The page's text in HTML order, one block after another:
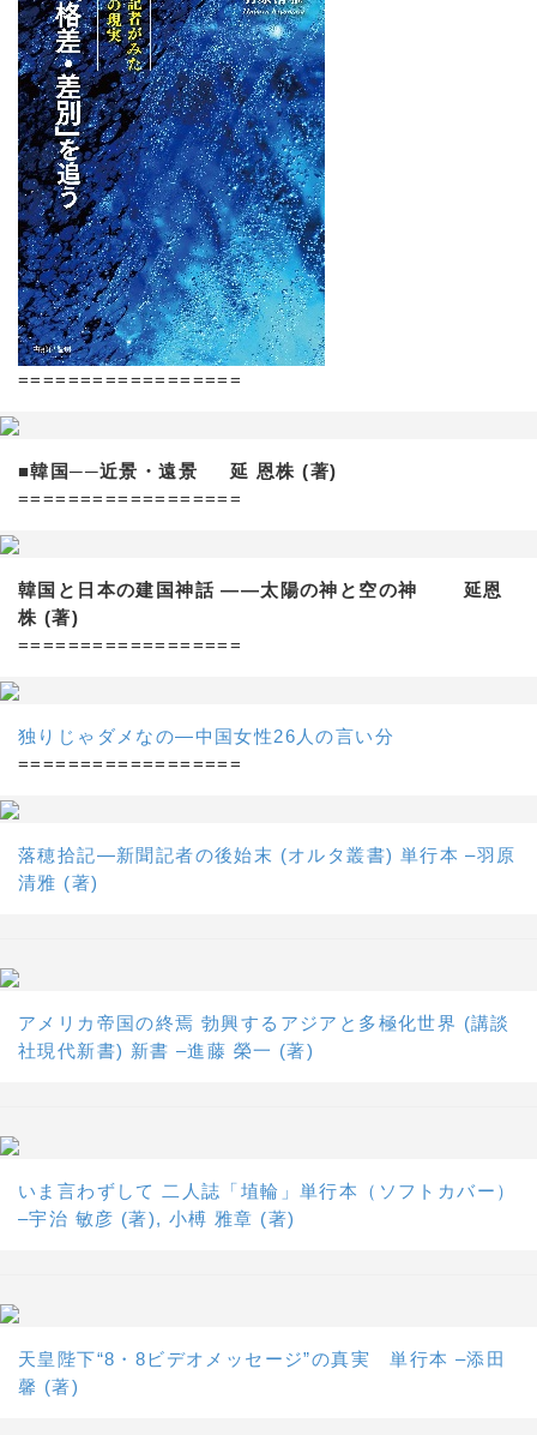
==================
■韓国──近景・遠景 延 恩株 (著)
==================
韓国と日本の建国神話 ——太陽の神と空の神 延恩
株 (著)
==================
独りじゃダメなの―中国女性26人の言い分
==================
落穂拾記―新聞記者の後始末 (オルタ叢書) 単行本 –羽原
清雅 (著)
アメリカ帝国の終焉 勃興するアジアと多極化世界 (講談
社現代新書) 新書 –進藤 榮一 (著)
いま言わずして 二人誌「埴輪」単行本（ソフトカバー）
–宇治 敏彦 (著), 小榑 雅章 (著)
天皇陛下“8・8ビデオメッセージ”の真実 単行本 –添田
馨 (著)